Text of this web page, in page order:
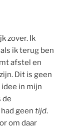
zover. Ik
ik terug ben
afstel en
Dit is geen
in mijn
de
geen tijd.
om daar